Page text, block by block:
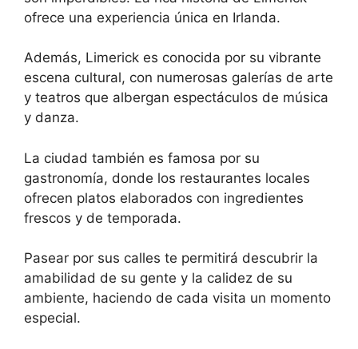
ofrece una experiencia única en Irlanda.
Además, Limerick es conocida por su vibrante
escena cultural, con numerosas galerías de arte
y teatros que albergan espectáculos de música
y danza.
La ciudad también es famosa por su
gastronomía, donde los restaurantes locales
ofrecen platos elaborados con ingredientes
frescos y de temporada.
Pasear por sus calles te permitirá descubrir la
amabilidad de su gente y la calidez de su
ambiente, haciendo de cada visita un momento
especial.